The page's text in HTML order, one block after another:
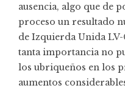
ausencia, algo que de
proceso un resultado
de Izquierda Unida
tanta importancia no
los ubriqueños en los
aumentos